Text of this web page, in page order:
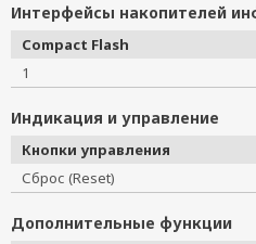
Интерфейсы накопителей
Compact Flash
1
Индикация и управление
Кнопки управления
Сброс (Reset)
Дополнительные функции